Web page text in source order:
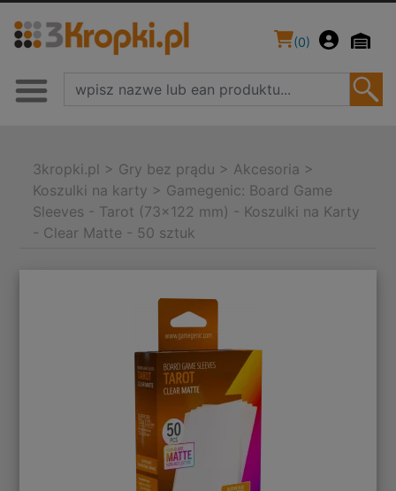
(0)
3kropki.pl > Gry bez prądu > Akcesoria >
Koszulki na karty > Gamegenic: Board Game
Sleeves - Tarot (73x122 mm) - Koszulki na Karty
- Clear Matte - 50 sztuk